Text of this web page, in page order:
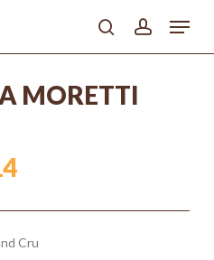
searchaccount
Menu
MORETTI
Cru
Close